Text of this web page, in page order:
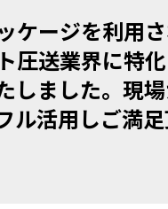
ージを利用さ
圧送業界に特
しました。現
ル活用しご満